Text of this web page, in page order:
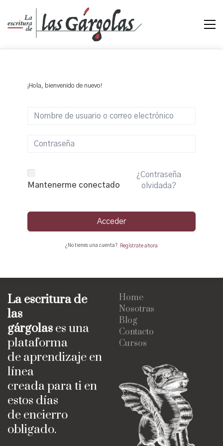
¡Hola, bienvenido de nuevo!
Mantenerme conectado
¿Contraseña
olvidada?
Acceder
¿No tienes una cuenta? Regístrate ahora
La escritura de
las
gárgolas es una
plataforma
de aprendizaje en
línea
creada para ti en
estos días
de encierro
obligado.
Home
Nosotras
Blog
Contacto
Cursos